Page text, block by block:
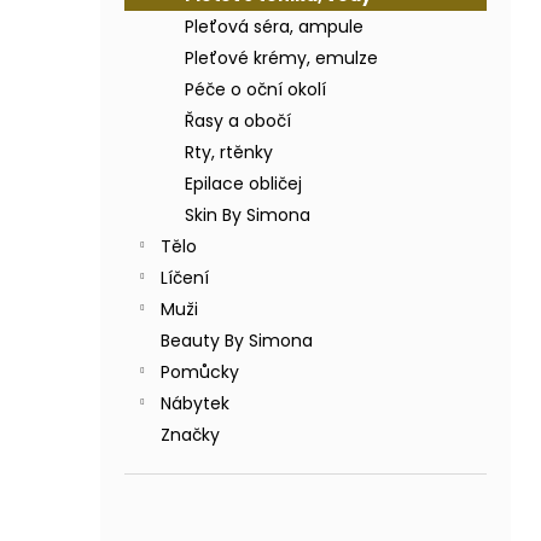
Pleťová séra, ampule
Pleťové krémy, emulze
Péče o oční okolí
Řasy a obočí
Rty, rtěnky
Epilace obličej
Skin By Simona
Tělo
Líčení
Muži
Beauty By Simona
Pomůcky
Nábytek
Značky
BODY BY SIMONA BANÁN ORGANICKÉ
RUČNĚ VYRÁBĚNÉ BAMBUCKÉ MÁSLO
200ML
749 Kč